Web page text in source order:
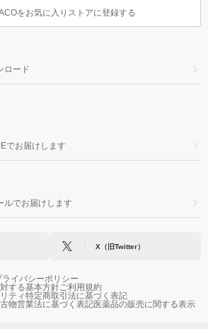
をお気に入りストアに登録する
ロード
でお届けします
ルでお届けします
X（旧Twitter）
ライバシーポリシー
する基本方針ご利用規約
ティ特定商取引法に基づく表記
古物営業法に基づく表記医薬品の販売に関する表示